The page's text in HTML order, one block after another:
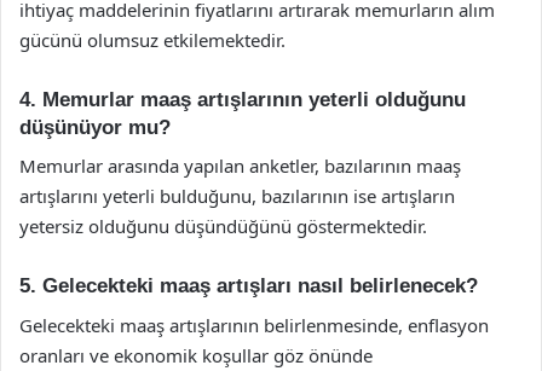
ihtiyaç maddelerinin fiyatlarını artırarak memurların alım
gücünü olumsuz etkilemektedir.
4. Memurlar maaş artışlarının yeterli olduğunu
düşünüyor mu?
Memurlar arasında yapılan anketler, bazılarının maaş
artışlarını yeterli bulduğunu, bazılarının ise artışların
yetersiz olduğunu düşündüğünü göstermektedir.
5. Gelecekteki maaş artışları nasıl belirlenecek?
Gelecekteki maaş artışlarının belirlenmesinde, enflasyon
oranları ve ekonomik koşullar göz önünde